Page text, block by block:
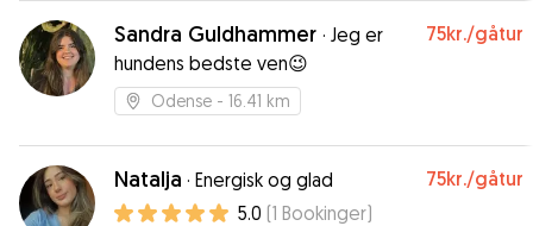
Sandra Guldhammer · Jeg er
hundens bedste ven😉
75kr./gåtur
Odense - 16.41 km
Natalja · Energisk og glad 75kr./gåtur
5.0 (1 Bookinger)